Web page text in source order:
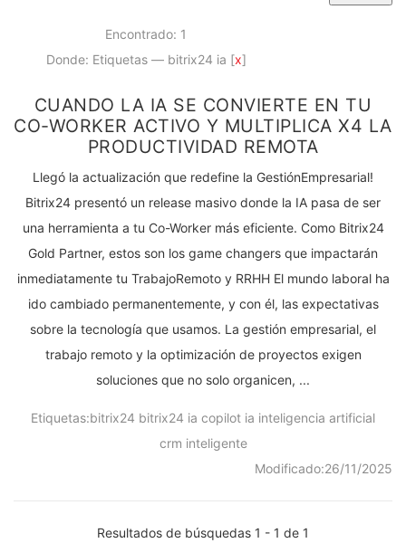
Encontrado: 1
Donde: Etiquetas — bitrix24 ia [x]
CUANDO LA IA SE CONVIERTE EN TU
CO-WORKER ACTIVO Y MULTIPLICA X4 LA
PRODUCTIVIDAD REMOTA
Llegó la actualización que redefine la GestiónEmpresarial!
Bitrix24 presentó un release masivo donde la IA pasa de ser
una herramienta a tu Co-Worker más eficiente. Como Bitrix24
Gold Partner, estos son los game changers que impactarán
inmediatamente tu TrabajoRemoto y RRHH El mundo laboral ha
ido cambiado permanentemente, y con él, las expectativas
sobre la tecnología que usamos. La gestión empresarial, el
trabajo remoto y la optimización de proyectos exigen
soluciones que no solo organicen, ...
Etiquetas:bitrix24 bitrix24 ia copilot ia inteligencia artificial
crm inteligente
Modificado:26/11/2025
Resultados de búsquedas 1 - 1 de 1